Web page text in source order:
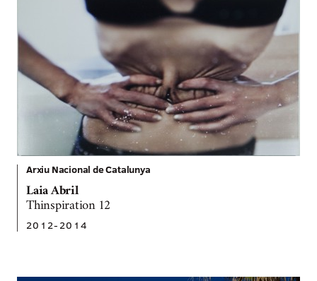
Arxiu Nacional de Catalunya
Laia Abril
Thinspiration 12
2012-2014